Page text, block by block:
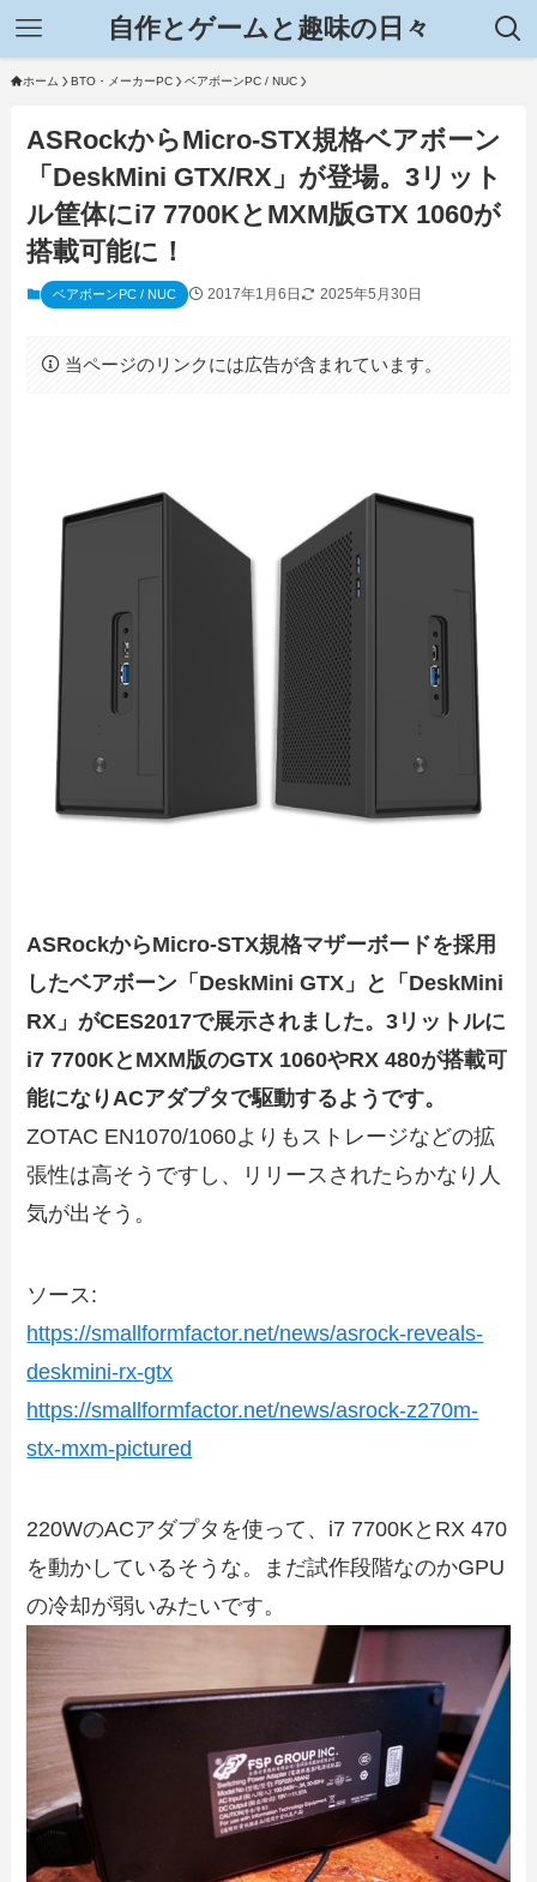
自作とゲームと趣味の日々
ホーム BTO・メーカーPC ベアボーンPC / NUC
ASRockからMicro-STX規格ベアボーン
「DeskMini GTX/RX」が登場。3リット
ル筐体にi7 7700KとMXM版GTX 1060が
搭載可能に！
ベアボーンPC / NUC 2017年1月6日 2025年5月30日
当ページのリンクには広告が含まれています。
ASRockからMicro-STX規格マザーボードを採用
したベアボーン「DeskMini GTX」と「DeskMini
RX」がCES2017で展示されました。3リットルに
i7 7700KとMXM版のGTX 1060やRX 480が搭載可
能になりACアダプタで駆動するようです。
ZOTAC EN1070/1060よりもストレージなどの拡
張性は高そうですし、リリースされたらかなり人
気が出そう。
ソース:
https://smallformfactor.net/news/asrock-reveals-
deskmini-rx-gtx
https://smallformfactor.net/news/asrock-z270m-
stx-mxm-pictured
220WのACアダプタを使って、i7 7700KとRX 470
を動かしているそうな。まだ試作段階なのかGPU
の冷却が弱いみたいです。